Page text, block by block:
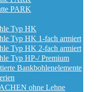
PARK
Typ HK
Typ HK 1-fach armiert
Typ HK 2-fach armiert
Typ HP-/ Premium
Bankbohlenelemente
ohne Lehne